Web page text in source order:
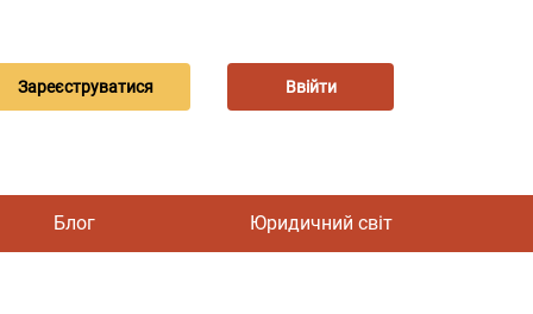
Зареєструватися Ввійти
Блог Юридичний світ